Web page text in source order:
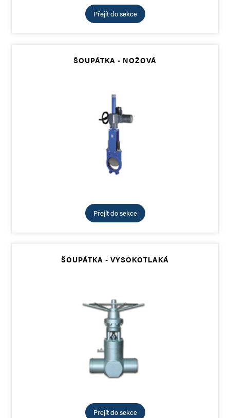
Přejít do sekce
ŠOUPÁTKA - NOŽOVÁ
Přejít do sekce
ŠOUPÁTKA - VYSOKOTLAKÁ
Přejít do sekce